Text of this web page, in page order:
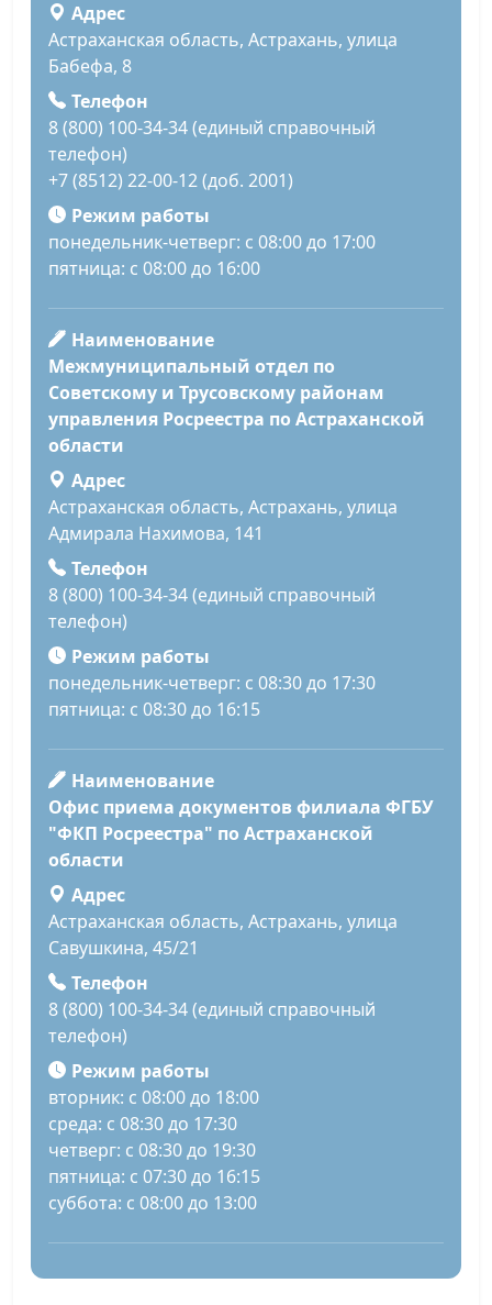
Адрес
Астраханская область, Астрахань, улица
Бабефа, 8
Телефон
8 (800) 100-34-34 (единый справочный
телефон)
+7 (8512) 22-00-12 (доб. 2001)
Режим работы
понедельник-четверг: с 08:00 до 17:00
пятница: с 08:00 до 16:00
Наименование
Межмуниципальный отдел по
Советскому и Трусовскому районам
управления Росреестра по Астраханской
области
Адрес
Астраханская область, Астрахань, улица
Адмирала Нахимова, 141
Телефон
8 (800) 100-34-34 (единый справочный
телефон)
Режим работы
понедельник-четверг: с 08:30 до 17:30
пятница: с 08:30 до 16:15
Наименование
Офис приема документов филиала ФГБУ
"ФКП Росреестра" по Астраханской
области
Адрес
Астраханская область, Астрахань, улица
Савушкина, 45/21
Телефон
8 (800) 100-34-34 (единый справочный
телефон)
Режим работы
вторник: с 08:00 до 18:00
среда: с 08:30 до 17:30
четверг: с 08:30 до 19:30
пятница: с 07:30 до 16:15
суббота: с 08:00 до 13:00